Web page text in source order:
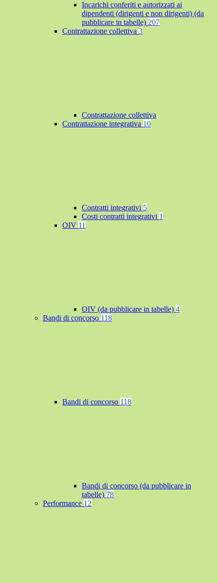
Incarichi conferiti e autorizzati ai
dipendenti (dirigenti e non dirigenti) (da
pubblicare in tabelle) 207
Contrattazione collettiva 3
Contrattazione collettiva
Contrattazione integrativa 10
Contratti integrativi 5
Costi contratti integrativi 1
OIV 11
OIV (da pubblicare in tabelle) 4
Bandi di concorso 118
Bandi di concorso 118
Bandi di concorso (da pubblicare in
tabelle) 78
Performance 12